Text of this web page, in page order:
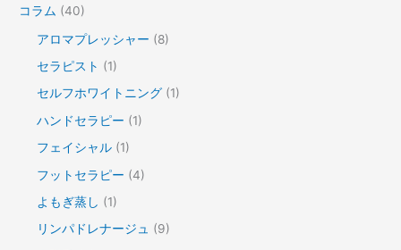
コラム (40)
アロマプレッシャー (8)
セラピスト (1)
セルフホワイトニング (1)
ハンドセラピー (1)
フェイシャル (1)
フットセラピー (4)
よもぎ蒸し (1)
リンパドレナージュ (9)